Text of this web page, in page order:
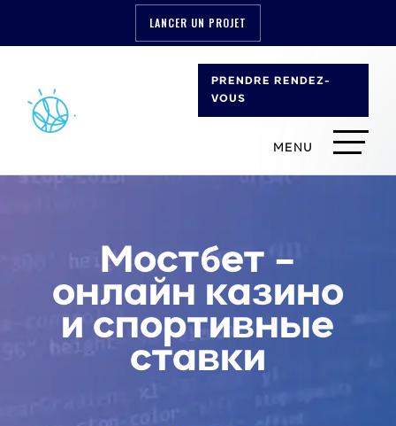
LANCER UN PROJET
PRENDRE RENDEZ-
VOUS
Мостбет –
онлайн казино
и спортивные
ставки